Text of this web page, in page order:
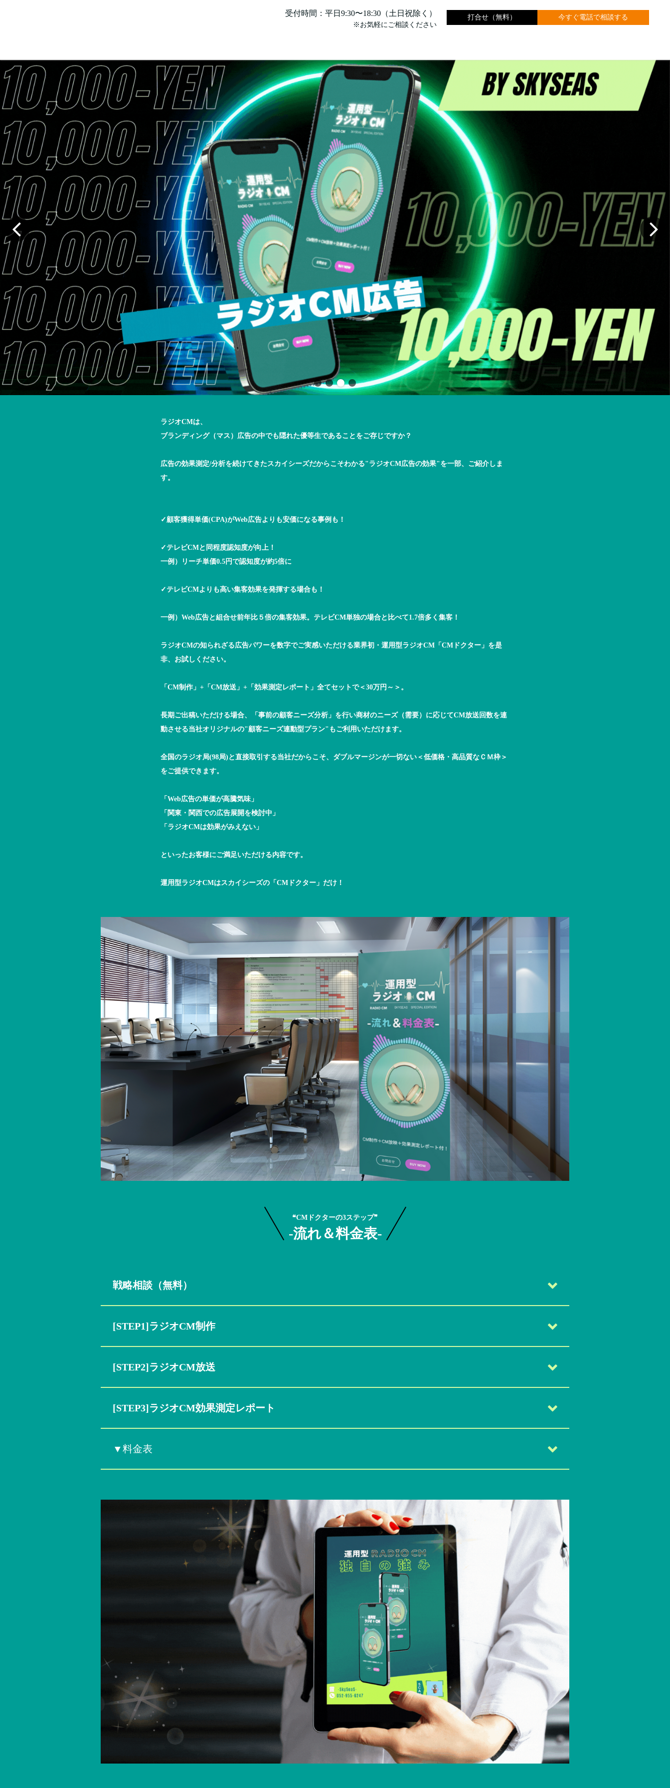
受付時間：平日9:30〜18:30（土日祝除く）
※お気軽にご相談ください
打合せ（無料） 今すぐ電話で相談する
ラジオCMは、
ブランディング（マス）広告の中でも隠れた優等生であることをご存じですか？
広告の効果測定/分析を続けてきたスカイシーズだからこそわかる"ラジオCM広告の効果"を一部、ご紹介しま
す。
✓顧客獲得単価(CPA)がWeb広告よりも安価になる事例も！
✓テレビCMと同程度認知度が向上！
一例）リーチ単価0.5円で認知度が約5倍に
✓テレビCMよりも高い集客効果を発揮する場合も！
一例）Web広告と組合せ前年比５倍の集客効果。テレビCM単独の場合と比べて1.7倍多く集客！
ラジオCMの知られざる広告パワーを数字でご実感いただける業界初・運用型ラジオCM「CMドクター」を是
非、お試しください。
「CM制作」+「CM放送」+「効果測定レポート」全てセットで＜30万円～＞。
長期ご出稿いただける場合、「事前の顧客ニーズ分析」を行い商材のニーズ（需要）に応じてCM放送回数を連
動させる当社オリジナルの"顧客ニーズ連動型プラン"もご利用いただけます。
全国のラジオ局(98局)と直接取引する当社だからこそ、ダブルマージンが一切ない＜低価格・高品質なＣＭ枠＞
をご提供できます。
「Web広告の単価が高騰気味」
「関東・関西での広告展開を検討中」
「ラジオCMは効果がみえない」
といったお客様にご満足いただける内容です。
運用型ラジオCMはスカイシーズの「CMドクター」だけ！
❝CMドクターの3ステップ❞
-流れ＆料金表-
戦略相談（無料）
[STEP1]ラジオCM制作
[STEP2]ラジオCM放送
[STEP3]ラジオCM効果測定レポート
▼料金表